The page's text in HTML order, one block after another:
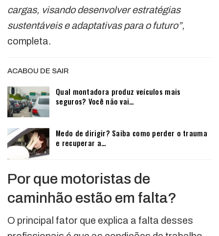
cargas, visando desenvolver estratégias
sustentáveis e adaptativas para o futuro”,
completa.
ACABOU DE SAIR
Qual montadora produz veículos mais
seguros? Você não vai…
Medo de dirigir? Saiba como perder o trauma
e recuperar a…
Por que motoristas de
caminhão estão em falta?
O principal fator que explica a falta desses